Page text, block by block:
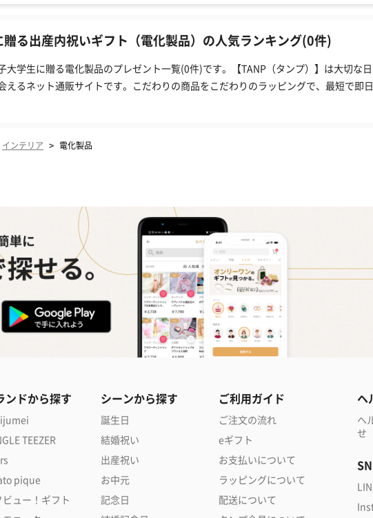
贈る出産内祝いギフト（電化製品）の人気ランキング(0件)
大学生に贈る電化製品のプレゼント一覧(0件)です。【TANP（タンプ）】は大切な
えるネット通販サイトです。こだわりの商品をこだわりのラッピングで、最短で即
インテリア > 電化製品
ンドから探す
TEEZER
pique
ビュー！ギフト
シーンから探す
誕生日
結婚祝い
出産祝い
お中元
記念日
ご利用ガイド
ご注文の流れ
eギフト
お支払いについて
ラッピングについて
配送について
ヘ
ヘ
せ